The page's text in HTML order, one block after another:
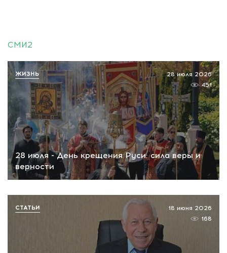
СМИ2
28 июля - День крещения Руси: сила веры и
верности
28 июля 2026
451
ЖИЗНЬ
18 июня 2026
168
СТАТЬИ